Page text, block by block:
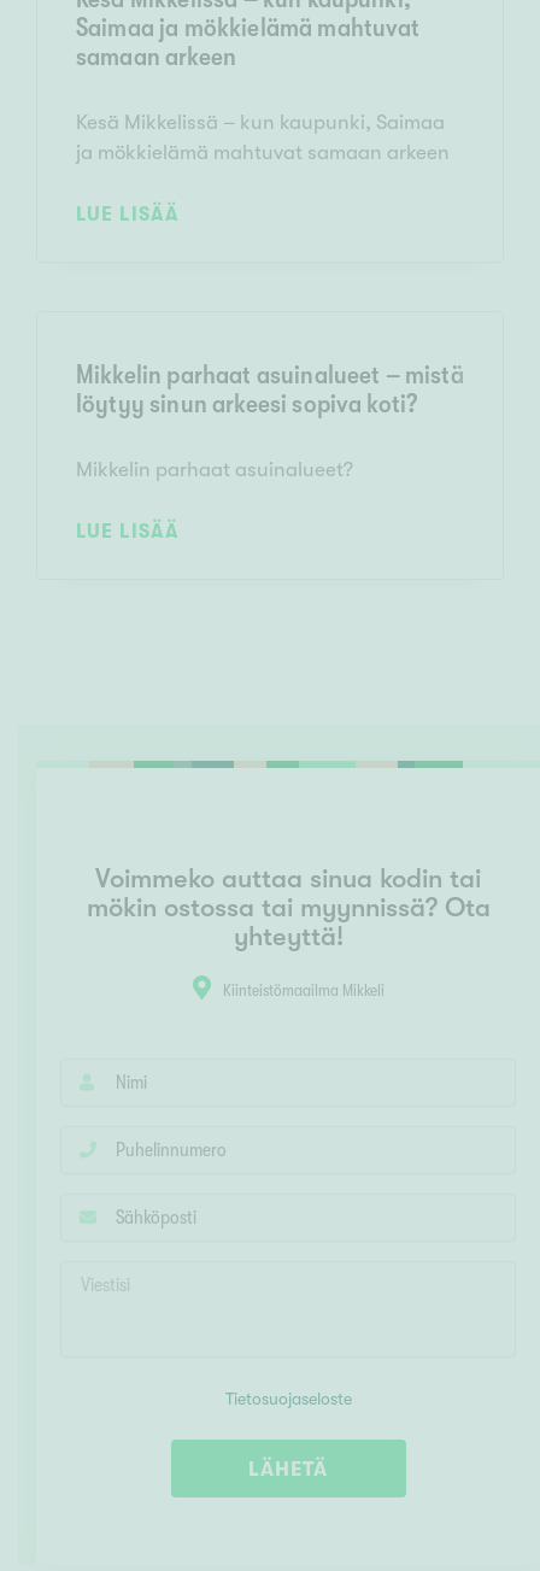
Saimaa ja mökkielämä mahtuvat
samaan arkeen
Kesä Mikkelissä – kun kaupunki, Saimaa
ja mökkielämä mahtuvat samaan arkeen
LUE LISÄÄ
Mikkelin parhaat asuinalueet – mistä
löytyy sinun arkeesi sopiva koti?
Mikkelin parhaat asuinalueet?
LUE LISÄÄ
Voimmeko auttaa sinua kodin tai
mökin ostossa tai myynnissä? Ota
yhteyttä!
Kiinteistömaailma Mikkeli
Tietosuojaseloste
LÄHETÄ